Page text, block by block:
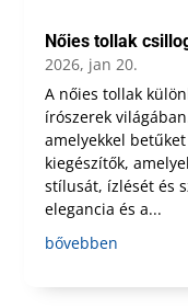
Nőies tollak
2026, jan 20.
A nőies tollak
írószerek
amelyekkel
kiegészítők,
stílusát, ízlését és
elegancia és a...
bővebben